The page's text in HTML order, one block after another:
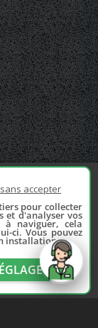
accepter
pour collecter
et d'analyser vos
à naviguer, cela
ci. Vous pouvez
installation.